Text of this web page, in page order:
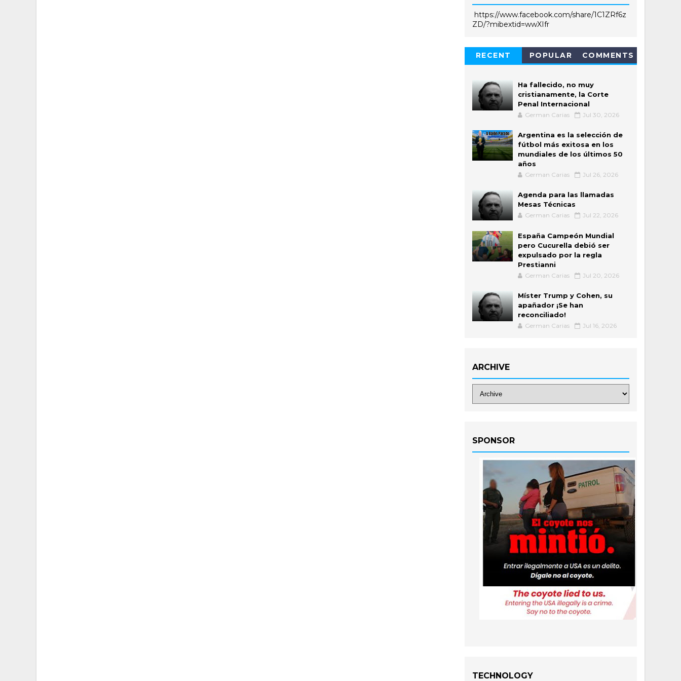
https://www.facebook.com/share/1C1ZRf6z
ZD/?mibextid=wwXIfr
RECENT POPULAR COMMENTS
Ha fallecido, no muy
cristianamente, la Corte
Penal Internacional
German Carias Jul 30, 2026
Argentina es la selección de
fútbol más exitosa en los
mundiales de los últimos 50
años
German Carias Jul 26, 2026
Agenda para las llamadas
Mesas Técnicas
German Carias Jul 22, 2026
España Campeón Mundial
pero Cucurella debió ser
expulsado por la regla
Prestianni
German Carias Jul 20, 2026
Míster Trump y Cohen, su
apañador ¡Se han
reconciliado!
German Carias Jul 16, 2026
ARCHIVE
SPONSOR
TECHNOLOGY